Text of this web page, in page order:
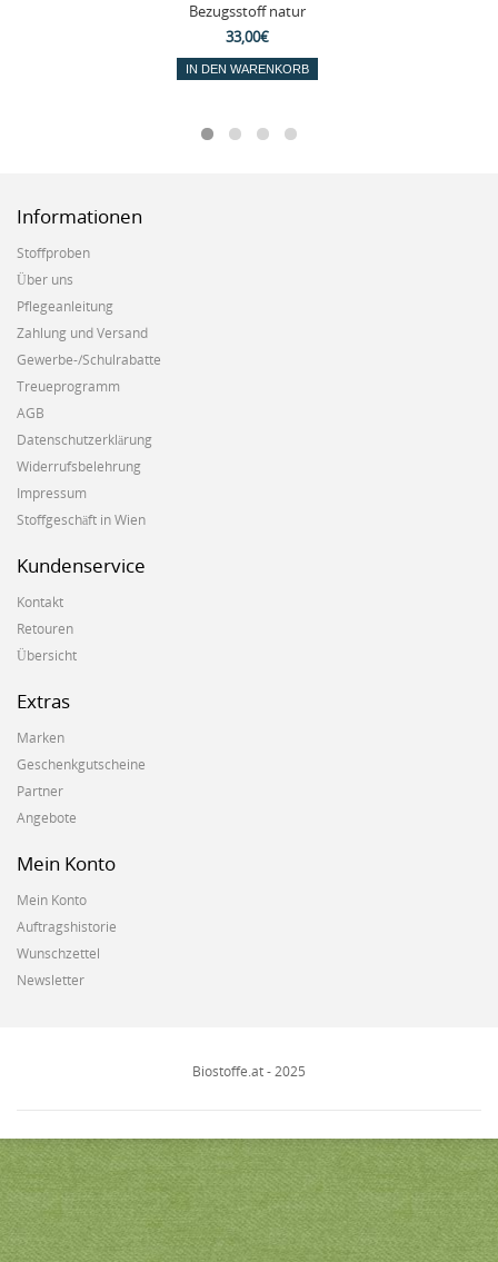
Bezugsstoff natur
33,00€
IN DEN WARENKORB
Informationen
Stoffproben
Über uns
Pflegeanleitung
Zahlung und Versand
Gewerbe-/Schulrabatte
Treueprogramm
AGB
Datenschutzerklärung
Widerrufsbelehrung
Impressum
Stoffgeschäft in Wien
Kundenservice
Kontakt
Retouren
Übersicht
Extras
Marken
Geschenkgutscheine
Partner
Angebote
Mein Konto
Mein Konto
Auftragshistorie
Wunschzettel
Newsletter
Biostoffe.at - 2025